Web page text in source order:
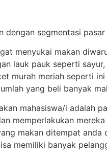
segmentasi
menyukai makan
lauk pauk seperti
murah meriah seperti
yang beli banyak
mahasiswa/i adalah
memperlakukan
makan ditempat
memiliki banyak